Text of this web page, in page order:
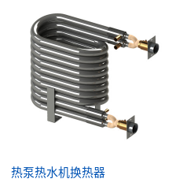
热泵热水机换热器